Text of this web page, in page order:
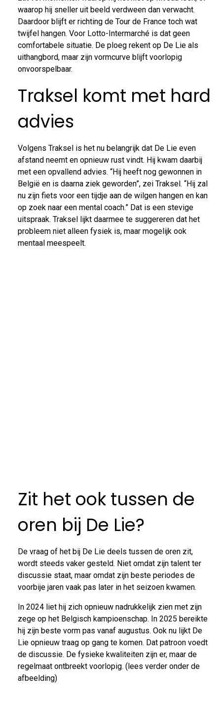
waarop hij sneller uit beeld verdween dan verwacht.
Daardoor blijft er richting de Tour de France toch wat
twijfel hangen. Voor Lotto-Intermarché is dat geen
comfortabele situatie. De ploeg rekent op De Lie als
uithangbord, maar zijn vormcurve blijft voorlopig
onvoorspelbaar.
Traksel komt met hard
advies
Volgens Traksel is het nu belangrijk dat De Lie even
afstand neemt en opnieuw rust vindt. Hij kwam daarbij
met een opvallend advies. “Hij heeft nog gewonnen in
België en is daarna ziek geworden”, zei Traksel. “Hij zal
nu zijn fiets voor een tijdje aan de wilgen hangen en kan
op zoek naar een mental coach.” Dat is een stevige
uitspraak. Traksel lijkt daarmee te suggereren dat het
probleem niet alleen fysiek is, maar mogelijk ook
mentaal meespeelt.
Zit het ook tussen de
oren bij De Lie?
De vraag of het bij De Lie deels tussen de oren zit,
wordt steeds vaker gesteld. Niet omdat zijn talent ter
discussie staat, maar omdat zijn beste periodes de
voorbije jaren vaak pas later in het seizoen kwamen.
In 2024 liet hij zich opnieuw nadrukkelijk zien met zijn
zege op het Belgisch kampioenschap. In 2025 bereikte
hij zijn beste vorm pas vanaf augustus. Ook nu lijkt De
Lie opnieuw traag op gang te komen. Dat patroon voedt
de discussie. De fysieke kwaliteiten zijn er, maar de
regelmaat ontbreekt voorlopig. (lees verder onder de
afbeelding)